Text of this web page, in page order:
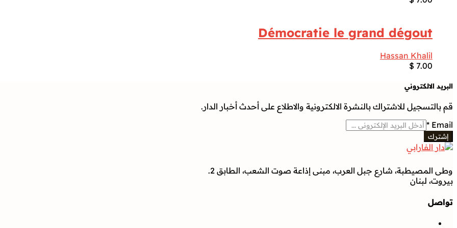
Démocratie le grand dégout
Hassan Khalil
$ 7.00
البريد الالكتروني
قم بالتسجيل للاشتراك بالنشرة الالكترونية والاطلاع على أحدث أخبار الدار.
Email
*
إشترك
وطى المصيطبة، شارع جبل العرب، مبنى إذاعة صوت الشعب، الطابق 2.
بيروت، لبنان
تواصل